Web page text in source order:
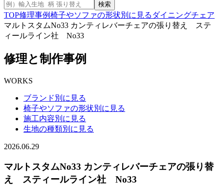
検索
TOP修理事例椅子やソファの形状別に見る ダイニングチェア
マルトスタムNo33 カンティレバーチェアの張り替え ステ
ィールライン社 No33
修理と制作事例
WORKS
ブランド別に見る
椅子やソファの形状別に見る
施工内容別に見る
生地の種類別に見る
2026.06.29
マルトスタムNo33 カンティレバーチェアの張り替
え スティールライン社 No33